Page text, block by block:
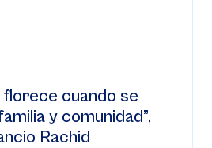
florece cuando se
y comunidad”,
Rachid